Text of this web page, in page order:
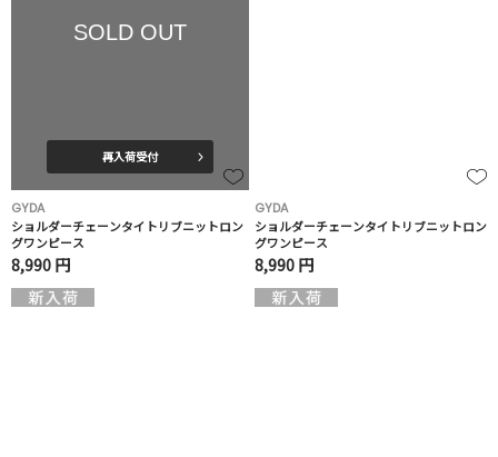
SOLD OUT
再入荷受付
GYDA
ショルダーチェーンタイトリブニットロン
グワンピース
8,990 円
GYDA
ショルダーチェーンタイトリブニットロン
グワンピース
8,990 円